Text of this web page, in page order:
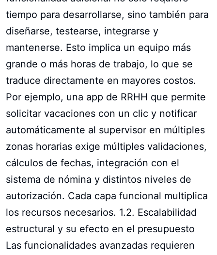
tiempo para desarrollarse, sino también para
diseñarse, testearse, integrarse y
mantenerse. Esto implica un equipo más
grande o más horas de trabajo, lo que se
traduce directamente en mayores costos.
Por ejemplo, una app de RRHH que permite
solicitar vacaciones con un clic y notificar
automáticamente al supervisor en múltiples
zonas horarias exige múltiples validaciones,
cálculos de fechas, integración con el
sistema de nómina y distintos niveles de
autorización. Cada capa funcional multiplica
los recursos necesarios. 1.2. Escalabilidad
estructural y su efecto en el presupuesto
Las funcionalidades avanzadas requieren